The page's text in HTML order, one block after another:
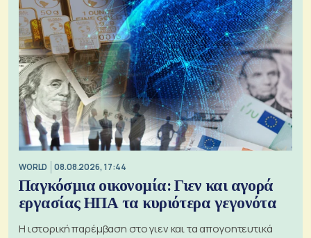
WORLD 08.08.2026, 17:44
Παγκόσμια οικονομία: Γιεν και αγορά
εργασίας ΗΠΑ τα κυριότερα γεγονότα
Η ιστορική παρέμβαση στο γιεν και τα απογοητευτικά